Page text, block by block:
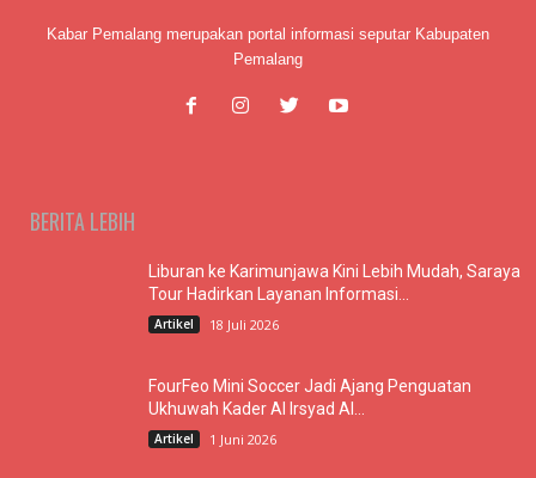
Kabar Pemalang merupakan portal informasi seputar Kabupaten
Pemalang
BERITA LEBIH
Liburan ke Karimunjawa Kini Lebih Mudah, Saraya
Tour Hadirkan Layanan Informasi...
Artikel 18 Juli 2026
FourFeo Mini Soccer Jadi Ajang Penguatan
Ukhuwah Kader Al Irsyad Al...
Artikel 1 Juni 2026